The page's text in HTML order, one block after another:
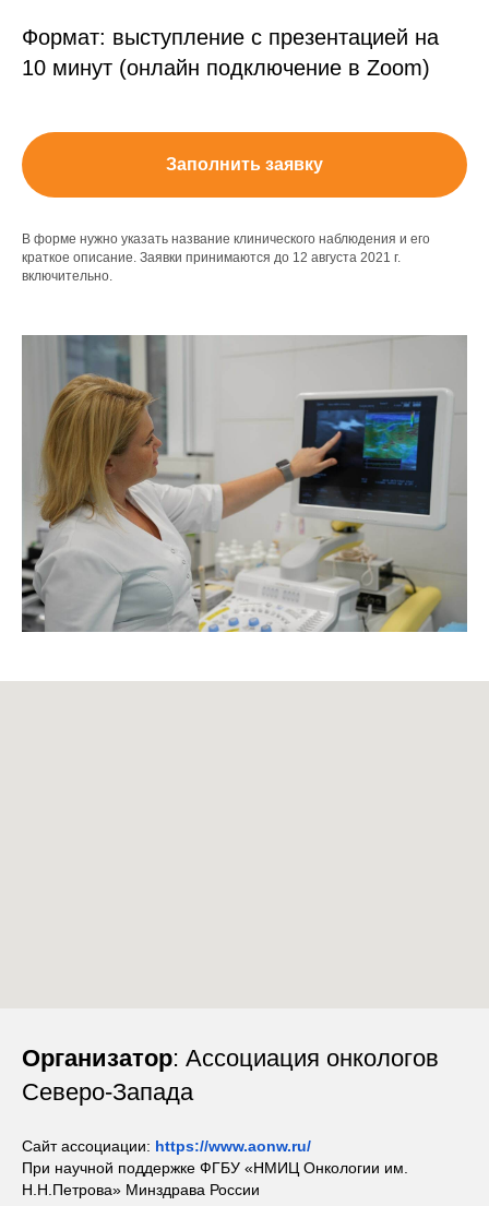
Формат: выступление с презентацией на
10 минут (онлайн подключение в Zoom)
Заполнить заявку
В форме нужно указать название клинического наблюдения и его
краткое описание. Заявки принимаются до 12 августа 2021 г.
включительно.
Организатор: Ассоциация онкологов
Северо-Запада
Сайт ассоциации: https://www.aonw.ru/
При научной поддержке ФГБУ «НМИЦ Онкологии им.
Н.Н.Петрова» Минздрава России